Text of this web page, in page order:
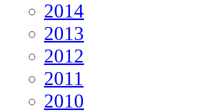
2014
2013
2012
2011
2010